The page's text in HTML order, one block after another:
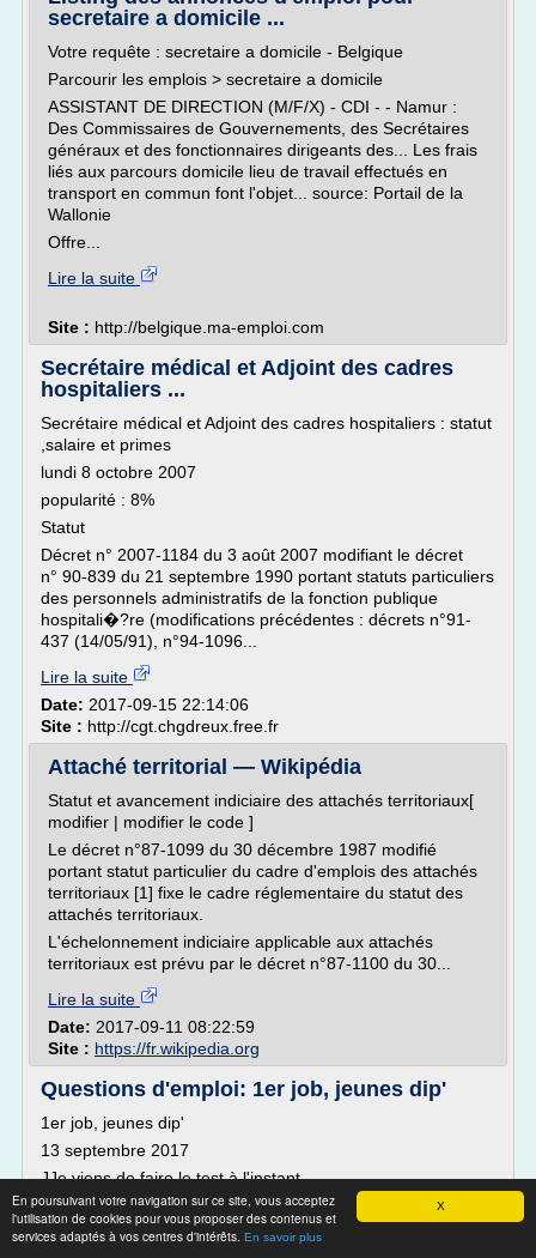
X
En poursuivant votre navigation sur ce site, vous acceptez
l'utilisation de cookies pour vous proposer des contenus et
services adaptés à vos centres d'intérêts. En savoir plus
secretaire a domicile ...
Votre requête : secretaire a domicile - Belgique
Parcourir les emplois > secretaire a domicile
ASSISTANT DE DIRECTION (M/F/X) - CDI - - Namur :
Des Commissaires de Gouvernements, des Secrétaires
généraux et des fonctionnaires dirigeants des... Les frais
liés aux parcours domicile lieu de travail effectués en
transport en commun font l'objet... source: Portail de la
Wallonie
Offre...
Lire la suite
Site : http://belgique.ma-emploi.com
Secrétaire médical et Adjoint des cadres
hospitaliers ...
Secrétaire médical et Adjoint des cadres hospitaliers : statut
,salaire et primes
lundi 8 octobre 2007
popularité : 8%
Statut
Décret n° 2007-1184 du 3 août 2007 modifiant le décret
n° 90-839 du 21 septembre 1990 portant statuts particuliers
des personnels administratifs de la fonction publique
hospitali�?re (modifications précédentes : décrets n°91-
437 (14/05/91), n°94-1096...
Lire la suite
Date: 2017-09-15 22:14:06
Site : http://cgt.chgdreux.free.fr
Attaché territorial — Wikipédia
Statut et avancement indiciaire des attachés territoriaux[
modifier | modifier le code ]
Le décret n°87-1099 du 30 décembre 1987 modifié
portant statut particulier du cadre d'emplois des attachés
territoriaux [1] fixe le cadre réglementaire du statut des
attachés territoriaux.
L'échelonnement indiciaire applicable aux attachés
territoriaux est prévu par le décret n°87-1100 du 30...
Lire la suite
Date: 2017-09-11 08:22:59
Site : https://fr.wikipedia.org
Questions d'emploi: 1er job, jeunes dip'
1er job, jeunes dip'
13 septembre 2017
JJe viens de faire le test à l'instant...
J'ai saisi le mot "CV" sur Google...
Résultat ?